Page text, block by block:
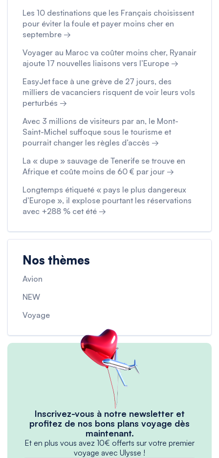
Les 10 destinations que les Français choisissent
pour éviter la foule et payer moins cher en
septembre →
Voyager au Maroc va coûter moins cher, Ryanair
ajoute 17 nouvelles liaisons vers l’Europe →
EasyJet face à une grève de 27 jours, des
milliers de vacanciers risquent de voir leurs vols
perturbés →
Avec 3 millions de visiteurs par an, le Mont-
Saint-Michel suffoque sous le tourisme et
pourrait changer les règles d’accès →
La « dupe » sauvage de Tenerife se trouve en
Afrique et coûte moins de 60 € par jour →
Longtemps étiqueté « pays le plus dangereux
d’Europe », il explose pourtant les réservations
avec +288 % cet été →
Nos thèmes
Avion
NEW
Voyage
Inscrivez-vous à notre newsletter et
profitez de nos bons plans voyage dès
maintenant.
Et en plus vous avez 10€ offerts sur votre premier
voyage avec Ulysse !